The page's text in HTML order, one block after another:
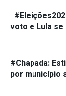
voto e Lula se
#Chapada:
por município